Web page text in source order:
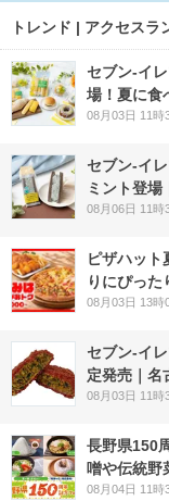
トレンド | アクセスラ
セブン‐イ
場！夏に食
08月03日 11時
セブン‐イ
ミント登
08月06日 11時
ピザハット
りにぴっ
08月03日 13時
セブン-イ
定発売｜名
08月03日 11時
長野県150
噌や伝統野
08月04日 11時